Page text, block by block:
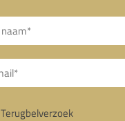
Terugbelverzoek